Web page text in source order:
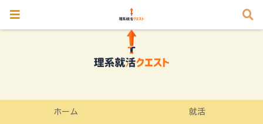
ホーム 就活